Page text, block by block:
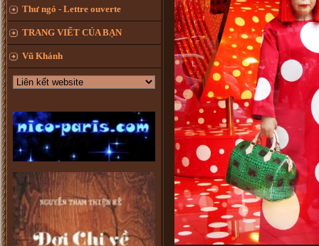
Thư ngỏ - Lettre ouverte
TRANG VIẾT CỦA BẠN
Vũ Khánh